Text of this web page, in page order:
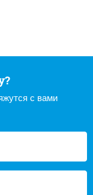
с вами